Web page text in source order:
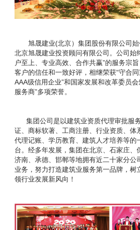
旭晟建业(北京）集团股份有限公司
北京旭晟建业投资顾问有限公司。公司始
户至上、专业高效、合作共赢”的服务宗
客户的信任和一致好评，相继荣获“守合同
AAA级信用企业”和国家发展和改革委员
服务商”多项荣誉。
集团公司是以建筑业资质代理审批服
证、商标软著、工商注册、行业资质、体
代理记账、学历教育、建筑人才培养等的
台。经多年发展，集团在北京、石家庄、
济南、承德、邯郸等地拥有近二十家分公
业务，努力打造建筑业服务第一品牌，树
领行业发展新风向！